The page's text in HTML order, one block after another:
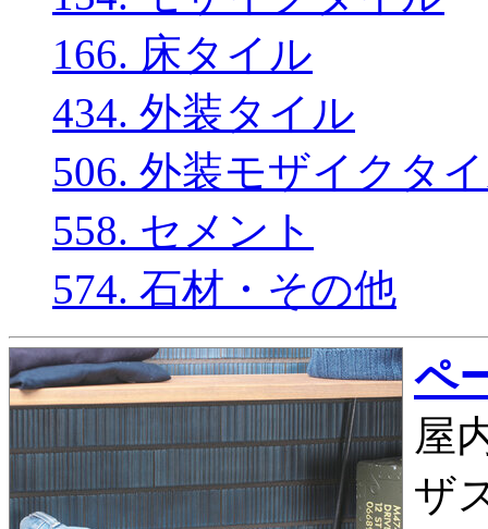
166. 床タイル
434. 外装タイル
506. 外装モザイクタ
558. セメント
574. 石材・その他
ペ
屋
ザ